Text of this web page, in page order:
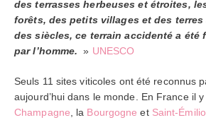
des terrasses herbeuses et étroites,
forêts, des petits villages et des
des siècles, ce terrain accidenté a été
par l’homme. » UNESCO
Seuls 11 sites viticoles ont été reconnus
aujourd’hui dans le monde. En France il
Champagne , la Bourgogne et Saint-